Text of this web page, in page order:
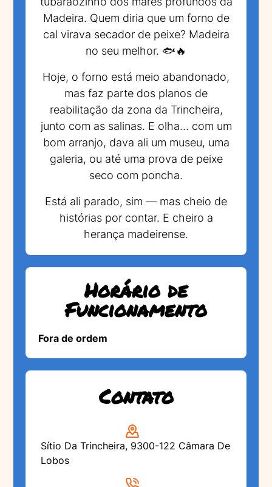
Madeira. Quem diria que um forno de
cal virava secador de peixe? Madeira
no seu melhor. 🐟🔥
Hoje, o forno está meio abandonado,
mas faz parte dos planos de
reabilitação da zona da Trincheira,
junto com as salinas. E olha… com um
bom arranjo, dava ali um museu, uma
galeria, ou até uma prova de peixe
seco com poncha.
Está ali parado, sim — mas cheio de
histórias por contar. E cheiro a
herança madeirense.
Horário de
Funcionamento
Fora de ordem
Contato
Sítio Da Trincheira, 9300-122 Câmara De
Lobos